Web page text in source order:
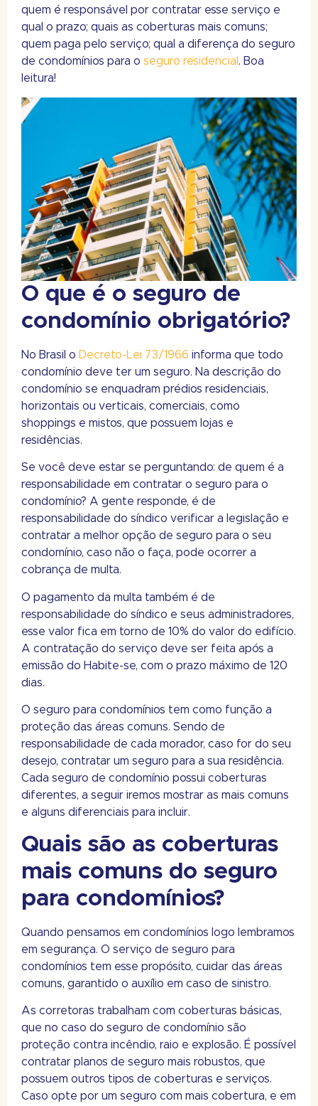
quem é responsável por contratar esse serviço e
qual o prazo; quais as coberturas mais comuns;
quem paga pelo serviço; qual a diferença do seguro
de condomínios para o seguro residencial . Boa
leitura!
O que é o seguro de
condomínio obrigatório?
No Brasil o Decreto-Lei 73/1966 informa que todo
condomínio deve ter um seguro. Na descrição do
condomínio se enquadram prédios residenciais,
horizontais ou verticais, comerciais, como
shoppings e mistos, que possuem lojas e
residências.
Se você deve estar se perguntando: de quem é a
responsabilidade em contratar o seguro para o
condomínio? A gente responde, é de
responsabilidade do síndico verificar a legislação e
contratar a melhor opção de seguro para o seu
condomínio, caso não o faça, pode ocorrer a
cobrança de multa.
O pagamento da multa também é de
responsabilidade do síndico e seus administradores,
esse valor fica em torno de 10% do valor do edifício.
A contratação do serviço deve ser feita após a
emissão do Habite-se, com o prazo máximo de 120
dias.
O seguro para condomínios tem como função a
proteção das áreas comuns. Sendo de
responsabilidade de cada morador, caso for do seu
desejo, contratar um seguro para a sua residência.
Cada seguro de condomínio possui coberturas
diferentes, a seguir iremos mostrar as mais comuns
e alguns diferenciais para incluir.
Quais são as coberturas
mais comuns do seguro
para condomínios?
Quando pensamos em condomínios logo lembramos
em segurança. O serviço de seguro para
condomínios tem esse propósito, cuidar das áreas
comuns, garantido o auxílio em caso de sinistro.
As corretoras trabalham com coberturas básicas,
que no caso do seguro de condomínio são
proteção contra incêndio, raio e explosão. É possível
contratar planos de seguro mais robustos, que
possuem outros tipos de coberturas e serviços.
Caso opte por um seguro com mais cobertura, e em